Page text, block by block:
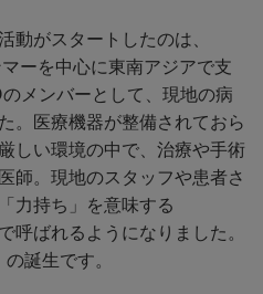
動がスタートしたのは、
ーを中心に東南アジアで支
メンバーとして、現地の病
。医療機器が整備されておら
しい環境の中で、治療や手術
師。現地のスタッフや患者さ
力持ち」を意味する
呼ばれるようになりました。
誕生です。